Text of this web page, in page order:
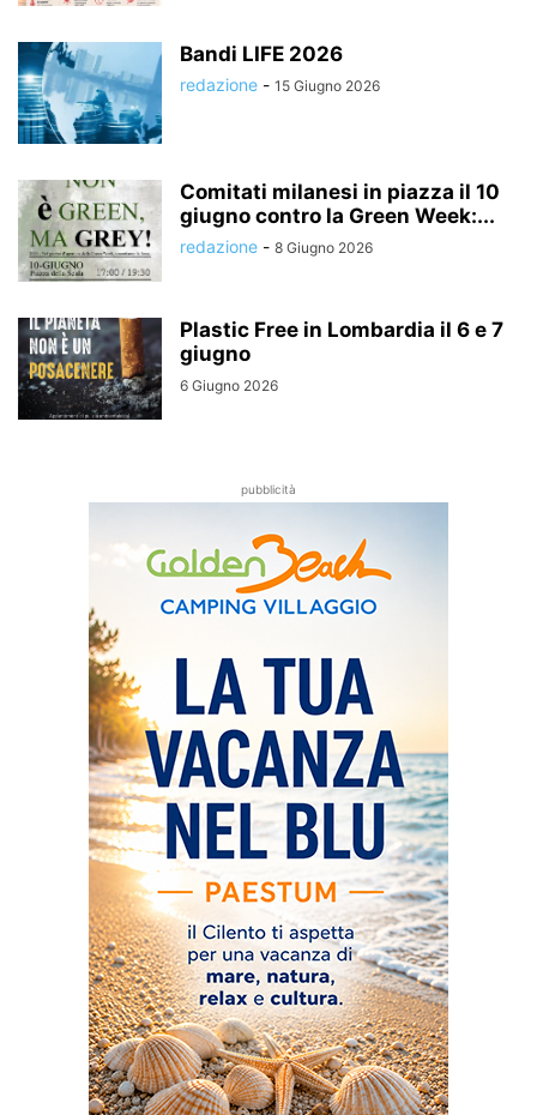
Bandi LIFE 2026
redazione - 15 Giugno 2026
Comitati milanesi in piazza il 10
giugno contro la Green Week:...
redazione - 8 Giugno 2026
Plastic Free in Lombardia il 6 e 7
giugno
6 Giugno 2026
pubblicità